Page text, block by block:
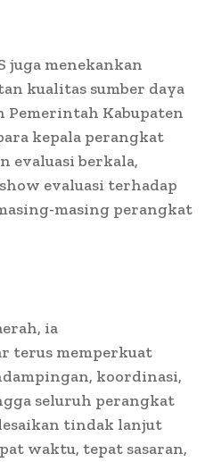
juga menekankan
kualitas sumber daya
Pemerintah Kabupaten
kepala perangkat
evaluasi berkala,
evaluasi terhadap
masing perangkat
ia
terus memperkuat
koordinasi,
seluruh perangkat
tindak lanjut
waktu, tepat sasaran,